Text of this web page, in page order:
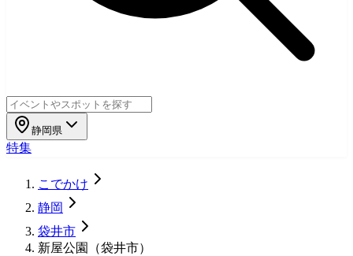
静岡県
特集
こでかけ
静岡
袋井市
新屋公園（袋井市）